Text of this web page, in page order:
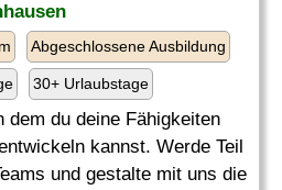
Abgeschlossene Ausbildung
30+ Urlaubstage
du deine Fähigkeiten
kannst. Werde Teil
und gestalte mit uns die